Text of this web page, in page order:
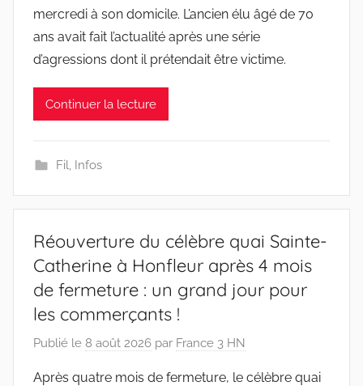
mercredi à son domicile. L’ancien élu âgé de 70
ans avait fait l’actualité après une série
d’agressions dont il prétendait être victime.
Continuer la lecture
Fil, Infos
Réouverture du célèbre quai Sainte-
Catherine à Honfleur après 4 mois
de fermeture : un grand jour pour
les commerçants !
Publié le 8 août 2026 par France 3 HN
Après quatre mois de fermeture, le célèbre quai